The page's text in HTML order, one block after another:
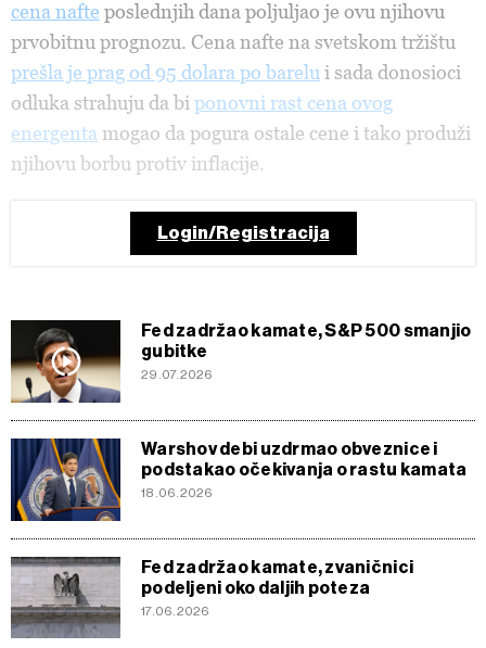
cena nafte poslednjih dana poljuljao je ovu njihovu
prvobitnu prognozu. Cena nafte na svetskom tržištu
prešla je prag od 95 dolara po barelu i sada donosioci
odluka strahuju da bi ponovni rast cena ovog
energenta mogao da pogura ostale cene i tako produži
njihovu borbu protiv inflacije.
Login/Registracija
Fed zadržao kamate, S&P 500 smanjio
gubitke
29.07.2026
Warshov debi uzdrmao obveznice i
podstakao očekivanja o rastu kamata
18.06.2026
Fed zadržao kamate, zvaničnici
podeljeni oko daljih poteza
17.06.2026